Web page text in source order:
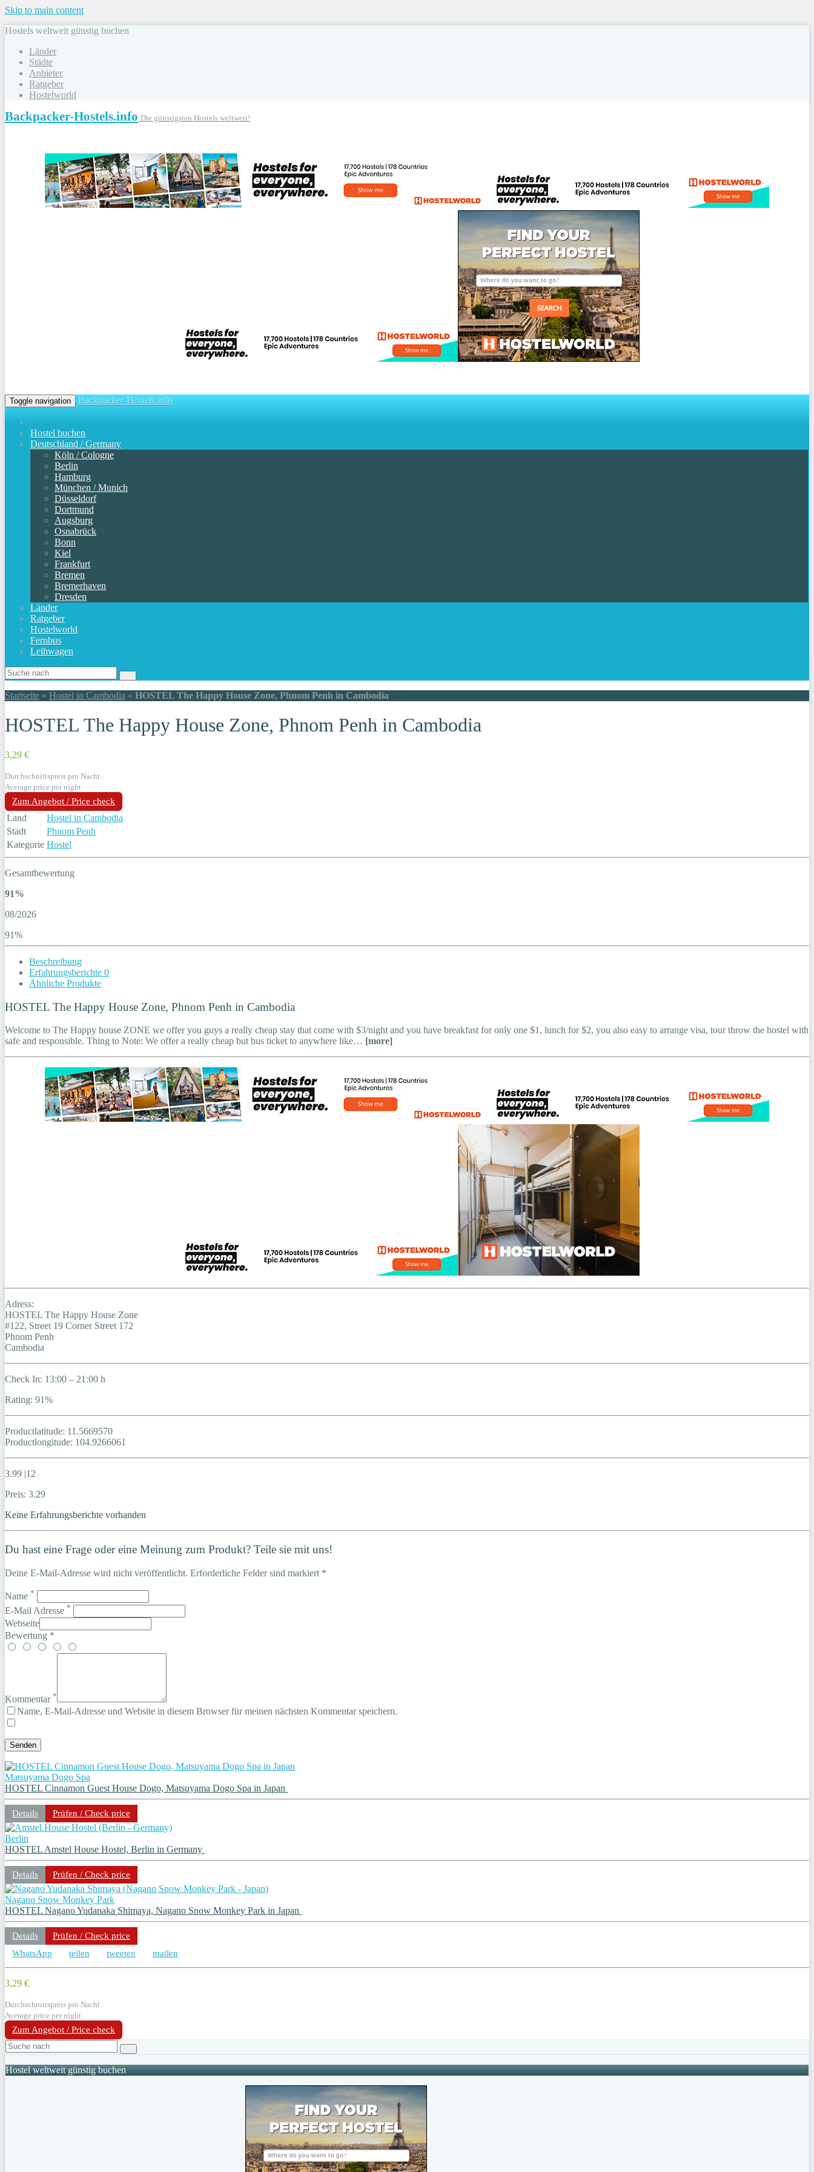
Skip to main content
Hostels weltweit günstig buchen
Länder
Städte
Anbieter
Ratgeber
Hostelworld
Backpacker-Hostels.info Die günstigsten Hostels weltweit!
Toggle navigation Backpacker-Hostels.info
Hostel buchen
Deutschland / Germany
Köln / Cologne
Berlin
Hamburg
München / Munich
Düsseldorf
Dortmund
Augsburg
Osnabrück
Bonn
Kiel
Frankfurt
Bremen
Bremerhaven
Dresden
Länder
Ratgeber
Hostelworld
Fernbus
Leihwagen
Startseite » Hostel in Cambodia » HOSTEL The Happy House Zone, Phnom Penh in Cambodia
HOSTEL The Happy House Zone, Phnom Penh in Cambodia
3,29 €
Durchschnittspreis pro Nacht
Average price per night
Zum Angebot / Price check
Land
Hostel in Cambodia
Stadt
Phnom Penh
Kategorie Hostel
Gesamtbewertung
91%
08/2026
91%
Beschreibung
Erfahrungsberichte 0
Ähnliche Produkte
HOSTEL The Happy House Zone, Phnom Penh in Cambodia
Welcome to The Happy house ZONE we offer you guys a really cheap stay that come with $3/night and you have breakfast for only one $1, lunch for $2, you also easy to arrange visa, tour throw the hostel with
safe and responsible. Thing to Note: We offer a really cheap but bus ticket to anywhere like… [more]
Adress:
HOSTEL The Happy House Zone
#122, Street 19 Corner Street 172
Phnom Penh
Cambodia
Check In: 13:00 – 21:00 h
Rating: 91%
Productlatitude: 11.5669570
Productlongitude: 104.9266061
3.99 |12
Preis: 3.29
Keine Erfahrungsberichte vorhanden
Du hast eine Frage oder eine Meinung zum Produkt? Teile sie mit uns!
Deine E-Mail-Adresse wird nicht veröffentlicht. Erforderliche Felder sind markiert *
Name *
E-Mail Adresse *
Webseite
Bewertung *
Kommentar *
Name, E-Mail-Adresse und Website in diesem Browser für meinen nächsten Kommentar speichern.
Matsuyama Dogo Spa
HOSTEL Cinnamon Guest House Dogo, Matsuyama Dogo Spa in Japan
Details Prüfen / Check price
Berlin
HOSTEL Amstel House Hostel, Berlin in Germany
Details Prüfen / Check price
Nagano Snow Monkey Park
HOSTEL Nagano Yudanaka Shimaya, Nagano Snow Monkey Park in Japan
Details
Prüfen / Check price
WhatsApp
teilen tweeten mailen
3,29 €
Durchschnittspreis pro Nacht
Average price per night
Zum Angebot / Price check
Hostel weltweit günstig buchen